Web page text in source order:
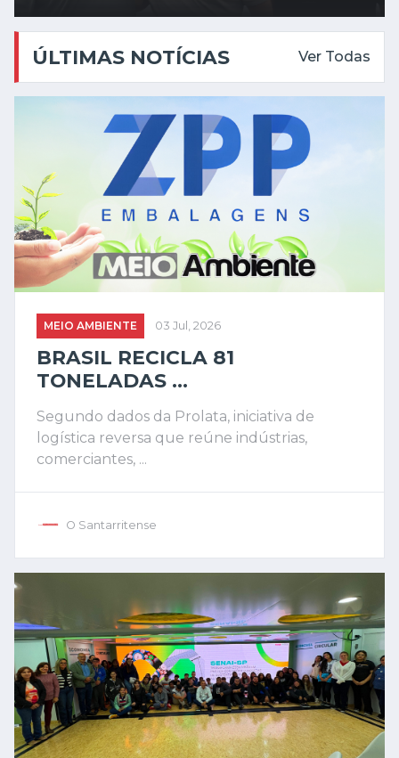
ÚLTIMAS NOTÍCIAS Ver Todas
MEIO AMBIENTE 03 Jul, 2026
BRASIL RECICLA 81
TONELADAS ...
Segundo dados da Prolata, iniciativa de
logística reversa que reúne indústrias,
comerciantes, ...
O Santarritense